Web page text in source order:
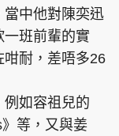
中他對陳奕迅
一班前輩的實
咁耐，差唔多26
如容祖兒的
等，又與姜